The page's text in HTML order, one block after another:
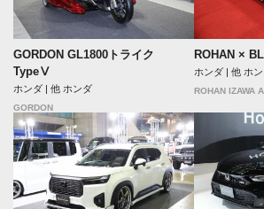
GORDON GL1800トライク
TypeⅤ
ホンダ | 他 ホンダ
GORDON
ROHAN ×
ホンダ | 他 ホ
ROHAN IZAWA